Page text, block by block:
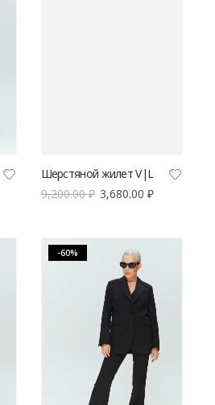
Шерстяной жилет V|L
9,200.00₽ 3,680.00₽
-60%